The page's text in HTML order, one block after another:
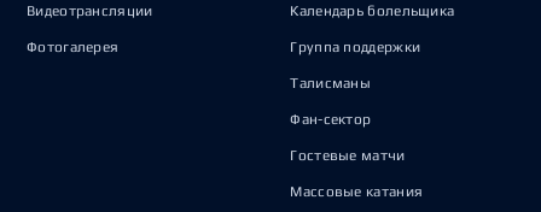
Видеотрансляции
Фотогалерея
Календарь болельщика
Группа поддержки
Талисманы
Фан-сектор
Гостевые матчи
Массовые катания